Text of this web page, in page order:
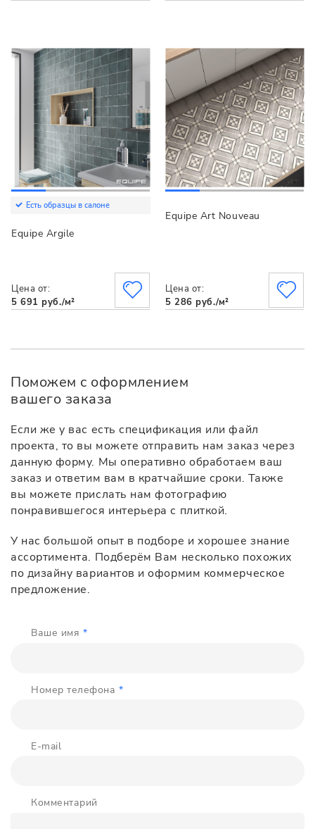
Есть образцы в салоне
Equipe Argile
Цена от:
5 691 руб./м²
Equipe Art Nouveau
Цена от:
5 286 руб./м²
Ваше имя *
Номер телефона*
E-mail
Комментарий
Поможем с оформлением
вашего заказа
Если же у вас есть спецификация или файл
проекта, то вы можете отправить нам заказ через
данную форму. Мы оперативно обработаем ваш
заказ и ответим вам в кратчайшие сроки. Также
вы можете прислать нам фотографию
понравившегося интерьера с плиткой.
У нас большой опыт в подборе и хорошее знание
ассортимента. Подберём Вам несколько похожих
по дизайну вариантов и оформим коммерческое
предложение.